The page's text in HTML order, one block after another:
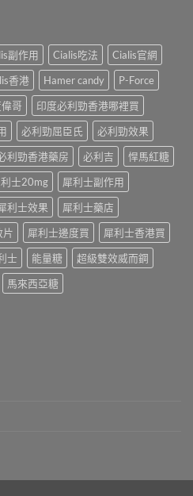
副作用 Cialis吃法
Cialis官網
香港 Hamer candy
P-Force
哥
印度必利勁香港哪裡買
必利勁屈臣氏
必利勁效果
利勁香港藥房 必利吉
悍馬紅糖
士20mg
犀利士副作用
利士效果
犀利士藥店
片 犀利士邊度買
犀利士香港買
士 能量糖
超級雙效威而鋼
馬來西亞糖